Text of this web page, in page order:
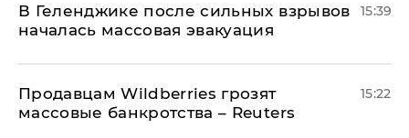
В Геленджике после сильных взрывов
началась массовая эвакуация
15:39
Продавцам Wildberries грозят
массовые банкротства – Reuters
15:22